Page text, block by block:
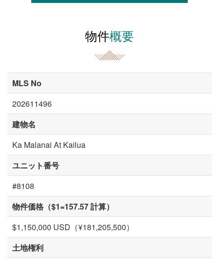
物件概要
MLS No
202611496
建物名
Ka Malanai At Kailua
ユニット番号
#8108
物件価格（$1=157.57 計算）
$1,150,000 USD（¥181,205,500）
土地権利